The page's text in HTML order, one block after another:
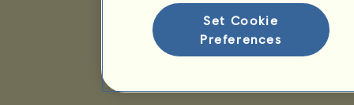
Set Cookie
Preferences